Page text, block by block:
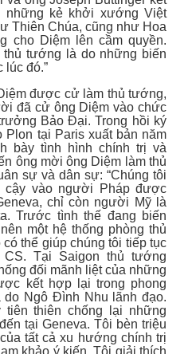
những kẻ khởi xướng Việt
Thiên Chúa, cũng như Hoa
cho Diệm lên cầm quyền.
tướng là do những biến
lúc đó.”
được cử làm thủ tướng,
đã cử ông Diệm vào chức
Bảo Đại. Trong hồi ký
Plon tại Paris xuất bản năm
bày tình hình chính trị và
ông mời ông Diệm làm thủ
sự và dân sự: “Chúng tôi
cậy vào người Pháp được
chỉ còn người Mỹ là
Trước tình thế đang biến
một hệ thống phòng thủ
thể giúp chúng tôi tiếp tục
Tại Saigon thủ tướng
đối mãnh liệt của những
kết hợp lại trong phong
do Ngô Đình Nhu lãnh đạo.
tiên thiên chống lại những
tại Geneva. Tôi bèn triệu
tất cả xu hướng chính trị
khảo ý kiến. Tôi giải thích